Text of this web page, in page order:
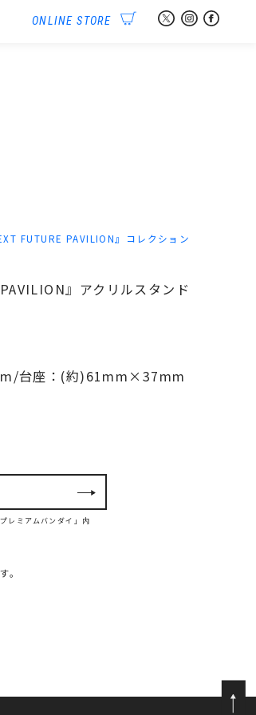
ONLINE STORE
FUTURE PAVILION』コレクション
』アクリルスタンド
台座：(約)61mm×37mm
レミアムバンダイ」内
。